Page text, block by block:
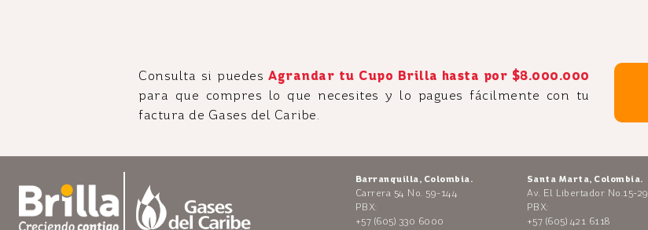
Consulta si puedesAgrandar tu Cupo Brilla hasta por $8.000.000
para que compres lo que necesites y lo pagues fácilmente con tu
factura de Gases del Caribe.
Barranquilla, Colombia.
Carrera 54 No. 59-144
PBX:
+57 (605) 330 6000
Santa Marta, Colombia.
Av. El Libertador No.15-29
PBX:
+57 (605) 421 6118